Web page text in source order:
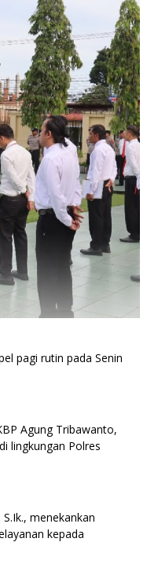
pagi rutin pada Senin
Agung Tribawanto,
lingkungan Polres
menekankan
kepada